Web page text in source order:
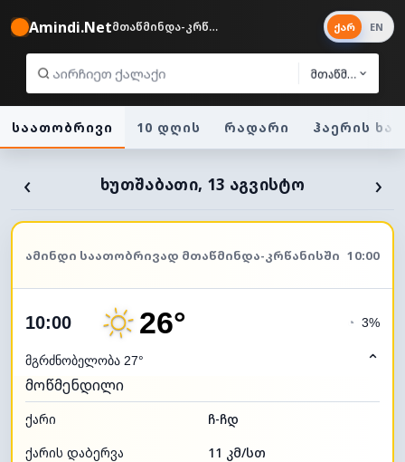
Amindi.Net მთაწმინდა-კრწანისი 23°
მთაწმინდა-
ქარ EN
საათობრივი 10 დღის რადარი ჰაერის
‹ ᲮᲣᲗᲨᲐᲑᲐᲗᲘ, 13 ᲐᲒᲕᲘᲡᲢᲝ ›
ᲐᲛᲘᲜᲓᲘ ᲡᲐᲐᲗᲝᲑᲠᲘᲕᲐᲓ ᲛᲗᲐᲬᲛᲘᲜᲓᲐ-ᲙᲠᲬᲐᲜᲘᲡᲨᲘ 10:00
10:00 26°
მგრძნობელობა 27°
◔ 3%
⌃
მოწმენდილი
ქარი
ჩ-ჩდ
ქარის დაბერვა
11 კმ/სთ